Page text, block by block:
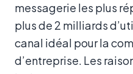
messagerie les plus
plus de 2 milliards
canal idéal pour la
d’entreprise. Les